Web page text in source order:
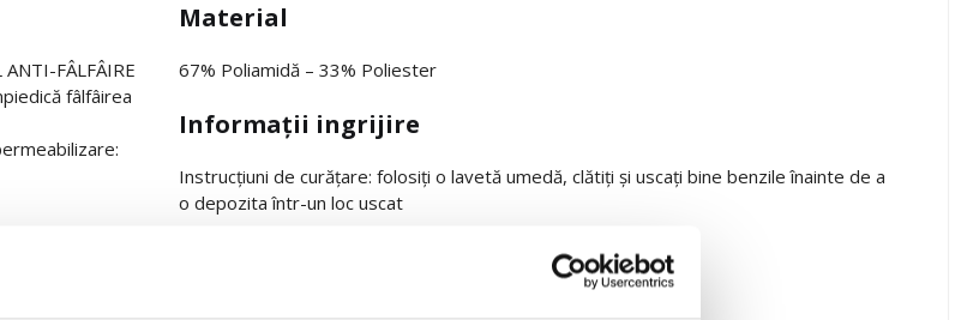
FÂLFÂIRE
fâlfâirea
fixarea
Material
67% Poliamidă – 33% Poliester
Informații ingrijire
Instrucțiuni de curățare: folosiți o lavetă umedă, clătiți și uscați bine benzile înainte de a
o depozita într-un loc uscat